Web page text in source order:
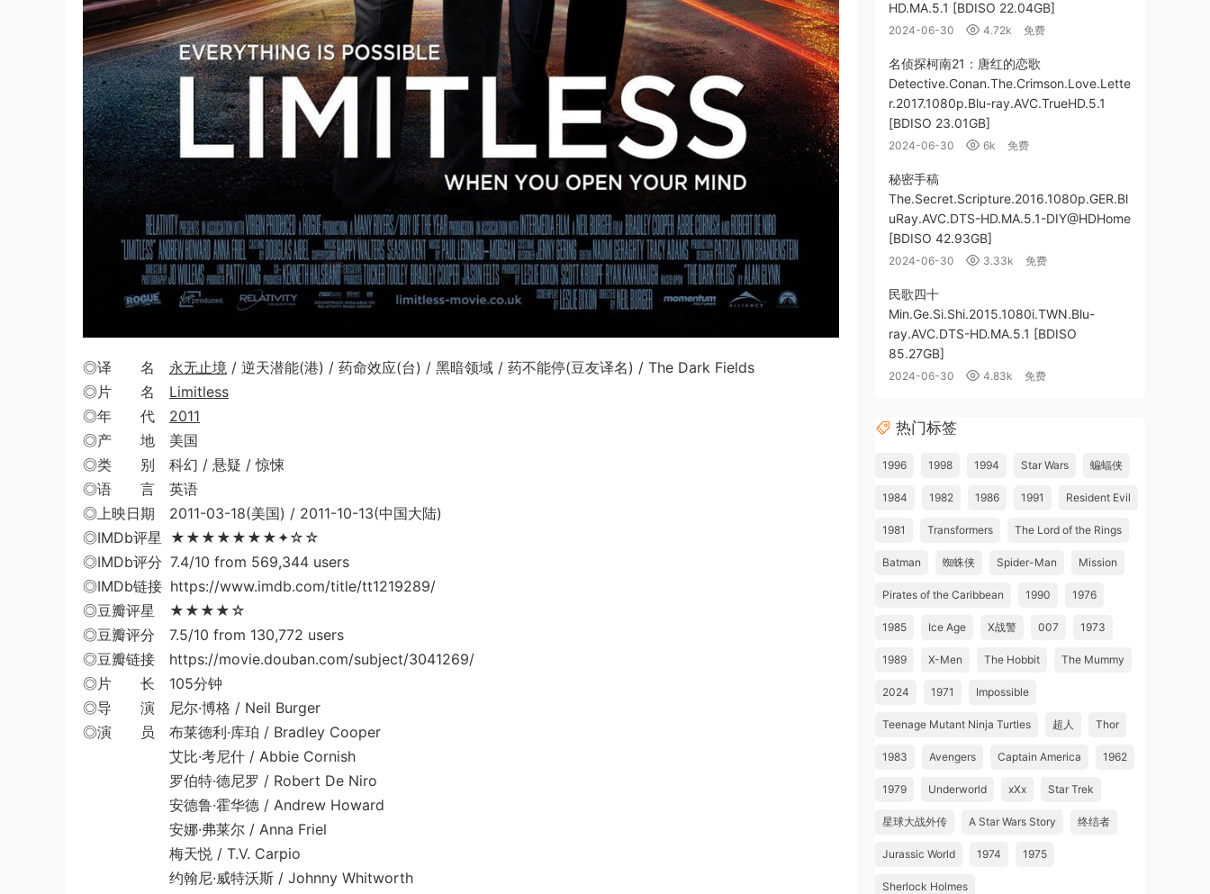
◎译 名 永无止境 / 逆天潜能(港) / 药命效应(台) / 黑暗领域 / 药不能停(豆友译名) / The Dark Fields
◎片 名 Limitless
◎年 代 2011
◎产 地 美国
◎类 别 科幻 / 悬疑 / 惊悚
◎语 言 英语
◎上映日期 2011-03-18(美国) / 2011-10-13(中国大陆)
◎IMDb评星 ★★★★★★★✦☆☆
◎IMDb评分 7.4/10 from 569,344 users
◎IMDb链接 https://www.imdb.com/title/tt1219289/
◎豆瓣评星 ★★★★☆
◎豆瓣评分 7.5/10 from 130,772 users
◎豆瓣链接 https://movie.douban.com/subject/3041269/
◎片 长 105分钟
◎导 演 尼尔·博格 / Neil Burger
◎演 员 布莱德利·库珀 / Bradley Cooper
艾比·考尼什 / Abbie Cornish
罗伯特·德尼罗 / Robert De Niro
安德鲁·霍华德 / Andrew Howard
安娜·弗莱尔 / Anna Friel
梅天悦 / T.V. Carpio
约翰尼·威特沃斯 / Johnny Whitworth
HD.MA.5.1 [BDISO 22.04GB]
2024-06-30 4.72k 免费
名侦探柯南21：唐红的恋歌
Detective.Conan.The.Crimson.Love.Lette
r.2017.1080p.Blu-ray.AVC.TrueHD.5.1
[BDISO 23.01GB]
2024-06-30 6k 免费
秘密手稿
The.Secret.Scripture.2016.1080p.GER.Bl
uRay.AVC.DTS-HD.MA.5.1-DIY@HDHome
[BDISO 42.93GB]
2024-06-30 3.33k 免费
民歌四十
Min.Ge.Si.Shi.2015.1080i.TWN.Blu-
ray.AVC.DTS-HD.MA.5.1 [BDISO
85.27GB]
2024-06-30 4.83k 免费
热门标签
1996 1998 1994 Star Wars 蝙蝠侠
1984 1982 1986 1991 Resident Evil
1981 Transformers The Lord of the Rings
Batman 蜘蛛侠 Spider-Man Mission
Pirates of the Caribbean 1990 1976
1985 Ice Age X战警 007 1973
1989 X-Men The Hobbit The Mummy
2024 1971 Impossible
Teenage Mutant Ninja Turtles 超人 Thor
1983 Avengers Captain America 1962
1979 Underworld xXx Star Trek
星球大战外传 A Star Wars Story 终结者
Jurassic World 1974 1975
Sherlock Holmes